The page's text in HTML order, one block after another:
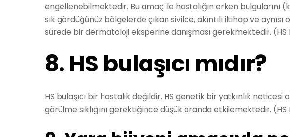
engellenebilmektedir. Bu amaç ile hastalığın erken bulgularını
sık gördüğünüz bölgelerde çıkan sivilce, akıntılı iltihap ve
sürede bir dermatoloji eksperine danışması gerekmektedir. (HS
8. HS bulaşıcı mıdır?
HS bulaşıcı bir hastalık değildir. HS genetik bir yatkınlık
görülme sıklığını gerektiğince düşük oranda etkilemektedir. (HS